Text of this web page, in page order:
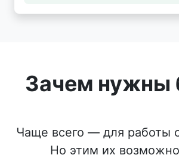
Зачем нужны
Чаще всего — для работы
Но этим их